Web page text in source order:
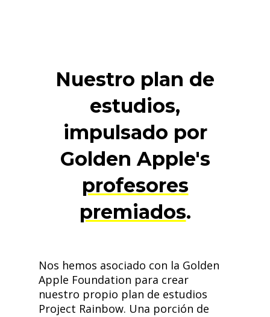
Nuestro plan de
estudios,
impulsado por
Golden Apple's
profesores
premiados.
Nos hemos asociado con la Golden
Apple Foundation para crear
nuestro propio plan de estudios
Project Rainbow. Una porción de